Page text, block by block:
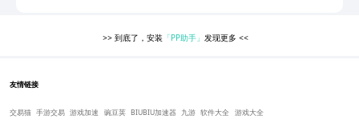
>> 到底了，安装 「PP助手」发现更多<<
友情链接
交易猫 手游交易 游戏加速 豌豆荚 BIUBIU加速器 九游 软件大全 游戏大全